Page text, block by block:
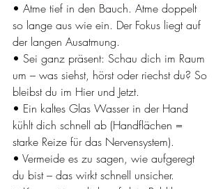
• Atme tief in den Bauch. Atme doppelt
so lange aus wie ein. Der Fokus liegt auf
der langen Ausatmung.
• Sei ganz präsent: Schau dich im Raum
um – was siehst, hörst oder riechst du? So
bleibst du im Hier und Jetzt.
• Ein kaltes Glas Wasser in der Hand
kühlt dich schnell ab (Handflächen =
starke Reize für das Nervensystem).
• Vermeide es zu sagen, wie aufgeregt
du bist – das wirkt schnell unsicher.